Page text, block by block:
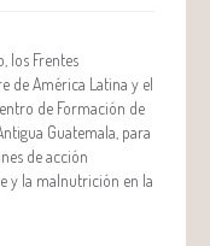
los Frentes
de América Latina y el
de Formación de
Guatemala, para
de acción
y la malnutrición en la